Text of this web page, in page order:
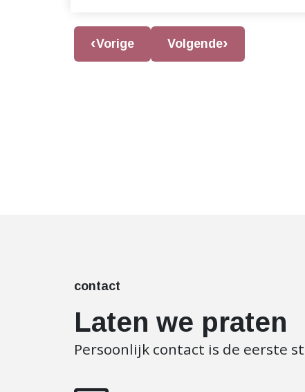
Vorige Volgende
contact
Laten we praten
Persoonlijk contact is de eerste